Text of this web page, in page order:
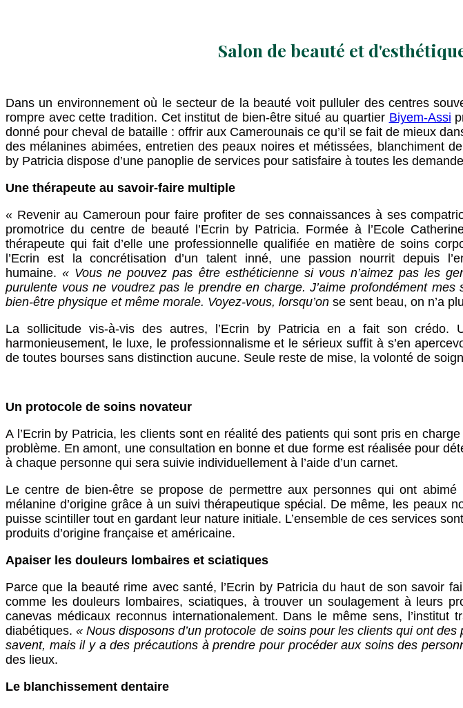
Salon de beauté et
Dans un environnement où le secteur de la beauté voit pulluler des centres
rompre avec cette tradition. Cet institut de bien-être situé au quartier Biyem-Assi
donné pour cheval de bataille : offrir aux Camerounais ce qu’il se fait de mieux
des mélanines abimées, entretien des peaux noires et métissées, blanchiment
by Patricia dispose d’une panoplie de services pour satisfaire à toutes les
Une thérapeute au savoir-faire multiple
« Revenir au Cameroun pour faire profiter de ses connaissances à ses
promotrice du centre de beauté l’Ecrin by Patricia. Formée à l’Ecole
thérapeute qui fait d’elle une professionnelle qualifiée en matière de soins
l’Ecrin est la concrétisation d’un talent inné, une passion nourrit depuis
humaine.« Vous ne pouvez pas être esthéticienne si vous n’aimez pas les
purulente vous ne voudrez pas le prendre en charge. J’aime profondément mes
bien-être physique et même morale. Voyez-vous, lorsqu’on se sent beau, on n’a
La sollicitude vis-à-vis des autres, l’Ecrin by Patricia en a fait son crédo.
harmonieusement, le luxe, le professionnalisme et le sérieux suffit à s’en
de toutes bourses sans distinction aucune. Seule reste de mise, la volonté de
Un protocole de soins novateur
A l’Ecrin by Patricia, les clients sont en réalité des patients qui sont pris en
problème. En amont, une consultation en bonne et due forme est réalisée pour
à chaque personne qui sera suivie individuellement à l’aide d’un carnet.
Le centre de bien-être se propose de permettre aux personnes qui ont
mélanine d’origine grâce à un suivi thérapeutique spécial. De même, les peaux
puisse scintiller tout en gardant leur nature initiale. L’ensemble de ces services
produits d’origine française et américaine.
Apaiser les douleurs lombaires et sciatiques
Parce que la beauté rime avec santé, l’Ecrin by Patricia du haut de son savoir
comme les douleurs lombaires, sciatiques, à trouver un soulagement à leurs
canevas médicaux reconnus internationalement. Dans le même sens,
diabétiques.« Nous disposons d’un protocole de soins pour les clients qui ont
savent, mais il y a des précautions à prendre pour procéder aux soins des
des lieux.
Le blanchissement dentaire